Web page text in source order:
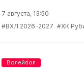
7 августа, 13:50
#ВХЛ 2026-2027 #ХК
Волейбол